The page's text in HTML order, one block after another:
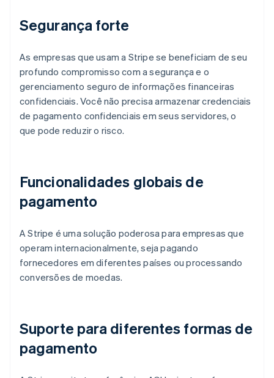
Segurança forte
As empresas que usam a Stripe se beneficiam de seu
profundo compromisso com a segurança e o
gerenciamento seguro de informações financeiras
confidenciais. Você não precisa armazenar credenciais
de pagamento confidenciais em seus servidores, o
que pode reduzir o risco.
Funcionalidades globais de
pagamento
A Stripe é uma solução poderosa para empresas que
operam internacionalmente, seja pagando
fornecedores em diferentes países ou processando
conversões de moedas.
Suporte para diferentes formas de
pagamento